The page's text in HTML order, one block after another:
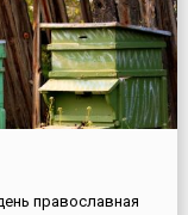
православная